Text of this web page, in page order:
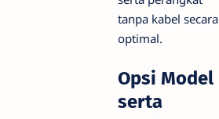
tanpa kabel secara
optimal.
Opsi Model
serta